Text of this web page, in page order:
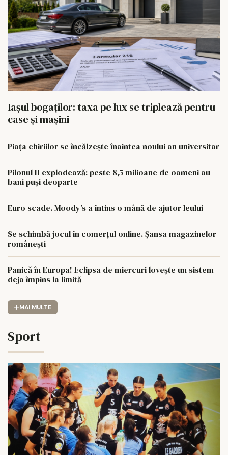
Iașul bogaților: taxa pe lux se triplează pentru
case și mașini
Piața chiriilor se încălzește înaintea noului an universitar
Pilonul II explodează: peste 8,5 milioane de oameni au
bani puși deoparte
Euro scade. Moody’s a întins o mână de ajutor leului
Se schimbă jocul în comerțul online. Șansa magazinelor
românești
Panică în Europa! Eclipsa de miercuri lovește un sistem
deja împins la limită
MAI MULTE
Sport